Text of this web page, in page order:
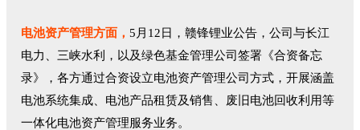
电池资产管理方面， 5月12日，赣锋锂业公告，公司与长江
电力、三峡水利，以及绿色基金管理公司签署《合资备忘
录》，各方通过合资设立电池资产管理公司方式，开展涵盖
电池系统集成、电池产品租赁及销售、废旧电池回收利用等
一体化电池资产管理服务业务。